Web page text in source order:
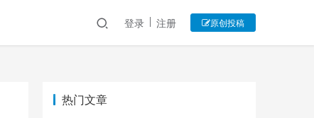
登录 注册 原创投稿
热门文章